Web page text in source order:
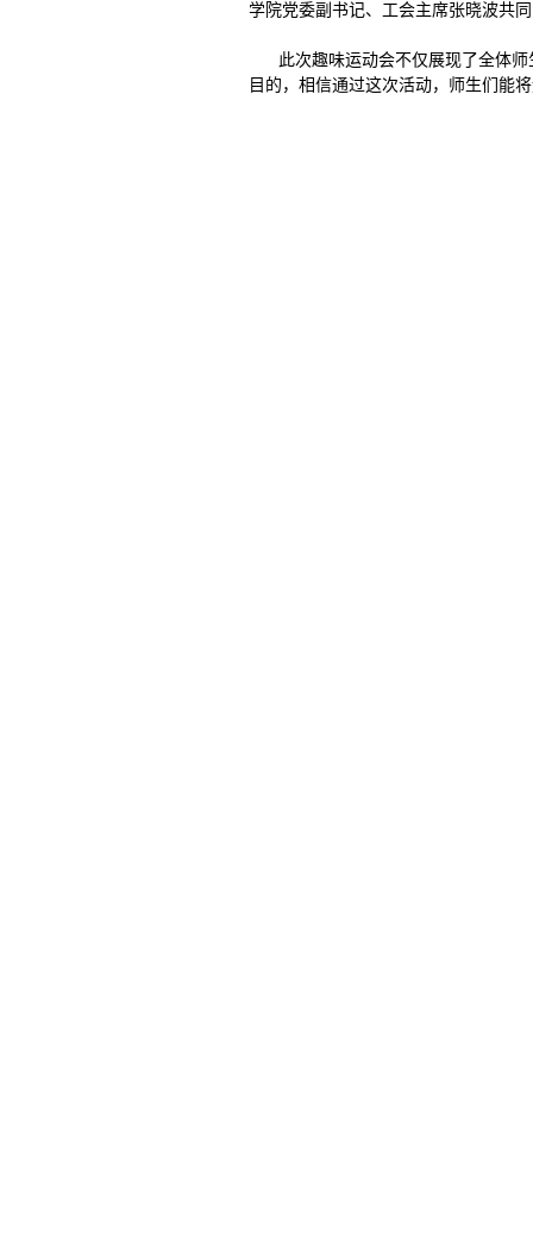
学院党委副书记、工会主席张晓波共
此次趣味运动会不仅展现了全体
目的，相信通过这次活动，师生们能